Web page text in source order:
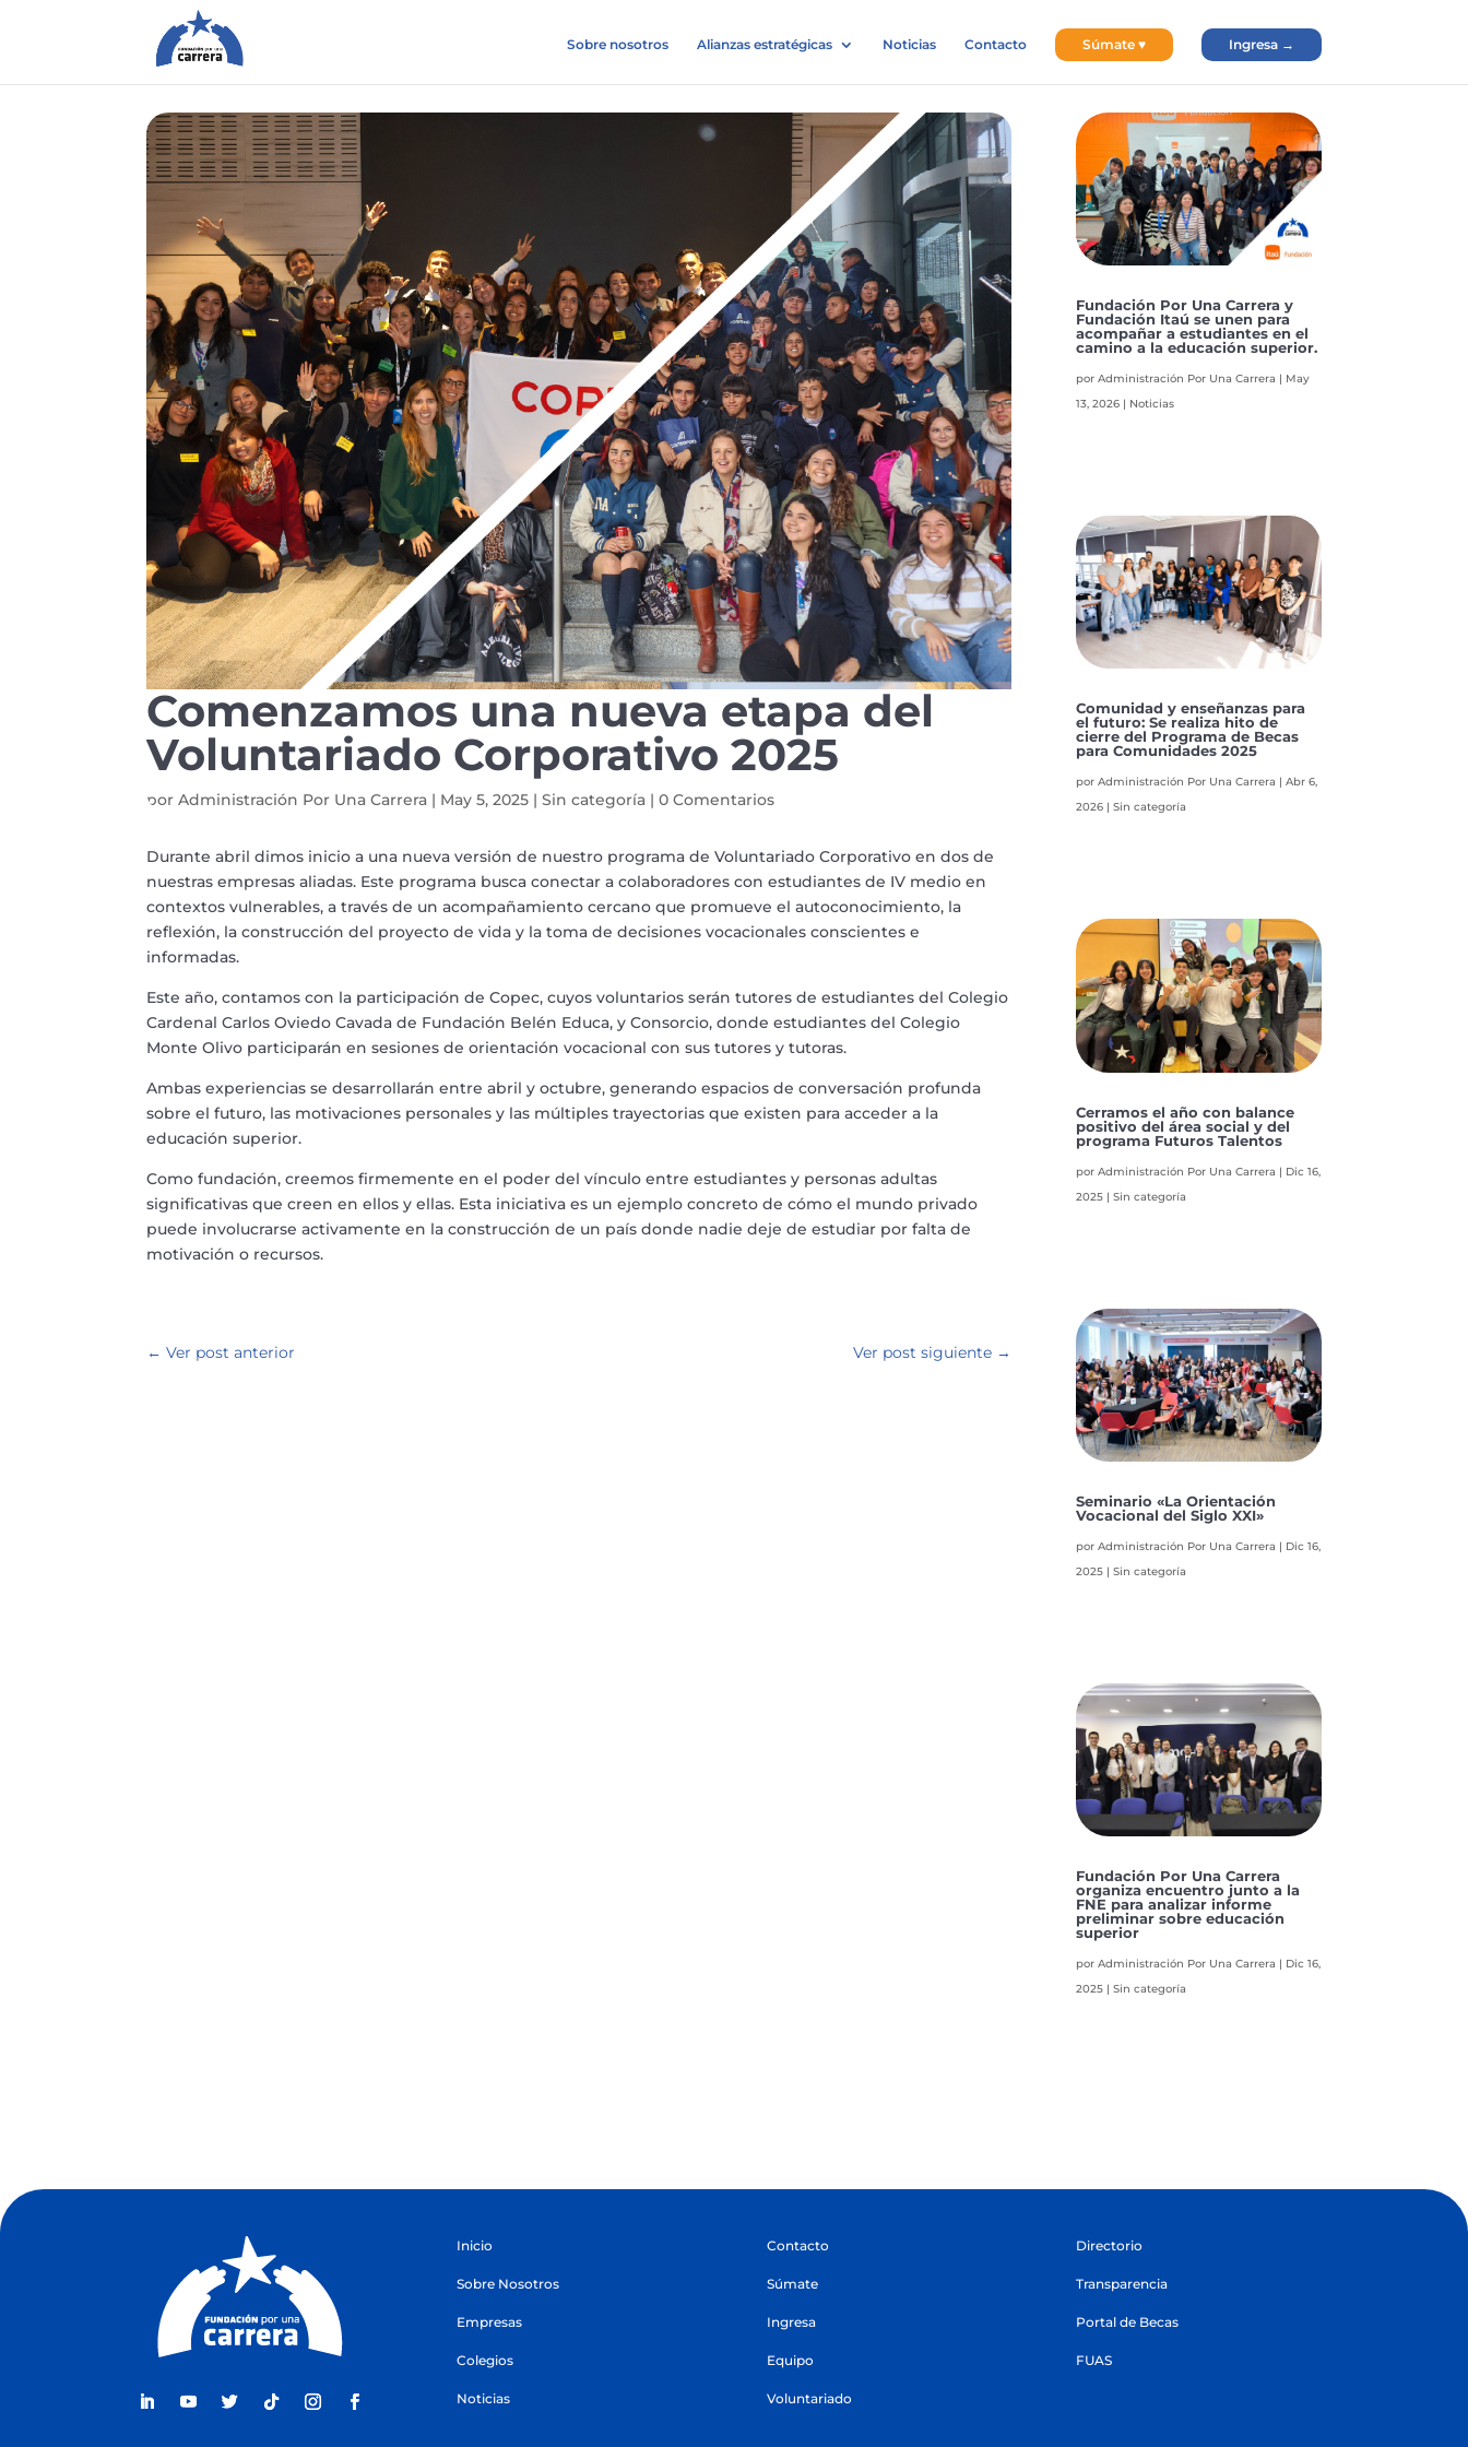
Sobre nosotros Alianzas estratégicas Noticias Contacto Súmate ♥ Ingresa →
Comenzamos una nueva etapa del
Voluntariado Corporativo 2025
porAdministración Por Una Carrera | May 5, 2025 |Sin categoría |0 Comentarios
Durante abril dimos inicio a una nueva versión de nuestro programa de Voluntariado Corporativo en dos de
nuestras empresas aliadas. Este programa busca conectar a colaboradores con estudiantes de IV medio en
contextos vulnerables, a través de un acompañamiento cercano que promueve el autoconocimiento, la
reflexión, la construcción del proyecto de vida y la toma de decisiones vocacionales conscientes e
informadas.
Este año, contamos con la participación de Copec, cuyos voluntarios serán tutores de estudiantes del Colegio
Cardenal Carlos Oviedo Cavada de Fundación Belén Educa, y Consorcio, donde estudiantes del Colegio
Monte Olivo participarán en sesiones de orientación vocacional con sus tutores y tutoras.
Ambas experiencias se desarrollarán entre abril y octubre, generando espacios de conversación profunda
sobre el futuro, las motivaciones personales y las múltiples trayectorias que existen para acceder a la
educación superior.
Como fundación, creemos firmemente en el poder del vínculo entre estudiantes y personas adultas
significativas que creen en ellos y ellas. Esta iniciativa es un ejemplo concreto de cómo el mundo privado
puede involucrarse activamente en la construcción de un país donde nadie deje de estudiar por falta de
motivación o recursos.
←Ver post anterior Ver post siguiente →
Fundación Por Una Carrera y
Fundación Itaú se unen para
acompañar a estudiantes en el
camino a la educación superior.
porAdministración Por Una Carrera | May
13, 2026 | Noticias
Comunidad y enseñanzas para
el futuro: Se realiza hito de
cierre del Programa de Becas
para Comunidades 2025
porAdministración Por Una Carrera |Abr 6,
2026 |Sin categoría
Cerramos el año con balance
positivo del área social y del
programa Futuros Talentos
porAdministración Por Una Carrera | Dic 16,
2025 |Sin categoría
Seminario «La Orientación
Vocacional del Siglo XXI»
porAdministración Por Una Carrera | Dic 16,
2025 |Sin categoría
Fundación Por Una Carrera
organiza encuentro junto a la
FNE para analizar informe
preliminar sobre educación
superior
porAdministración Por Una Carrera | Dic 16,
2025 |Sin categoría
Inicio
Sobre Nosotros
Empresas
Colegios
Noticias
Contacto
Súmate
Ingresa
Equipo
Voluntariado
Directorio
Transparencia
Portal de Becas
FUAS